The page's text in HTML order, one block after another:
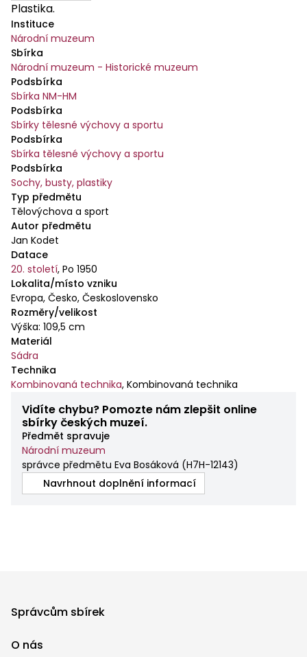
Plastika.
Instituce
Národní muzeum
Sbírka
Národní muzeum - Historické muzeum
Podsbírka
Sbírka NM-HM
Podsbírka
Sbírky tělesné výchovy a sportu
Podsbírka
Sbírka tělesné výchovy a sportu
Podsbírka
Sochy, busty, plastiky
Typ předmětu
Tělovýchova a sport
Autor předmětu
Jan Kodet
Datace
20. století, Po 1950
Lokalita/místo vzniku
Evropa, Česko, Československo
Rozměry/velikost
Výška: 109,5 cm
Materiál
Sádra
Technika
Kombinovaná technika, Kombinovaná technika
Vidíte chybu? Pomozte nám zlepšit online
sbírky českých muzeí.
Předmět spravuje
Národní muzeum
správce předmětu Eva Bosáková (H7H-12143)
Navrhnout doplnění informací
Správcům sbírek
O nás